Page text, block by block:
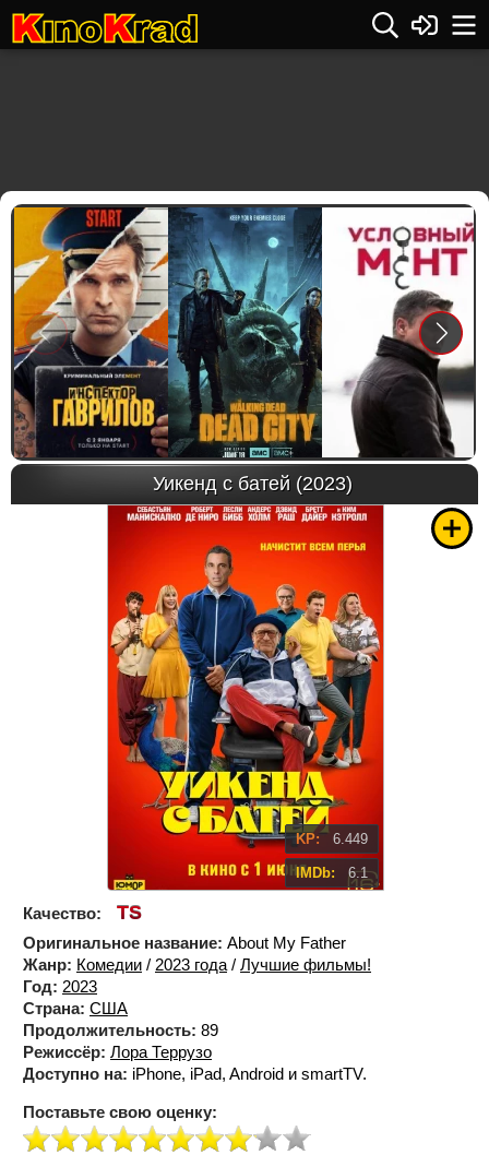
Уикенд с батей (2023)
KP: 6.449
IMDb: 6.1
Качество: TS
Оригинальное название: About My Father
Жанр: Комедии / 2023 года / Лучшие фильмы!
Год: 2023
Страна: США
Продолжительность: 89
Режиссёр: Лора Террузо
Доступно на: iPhone, iPad, Android и smartTV.
Поставьте свою оценку:
Previous Next